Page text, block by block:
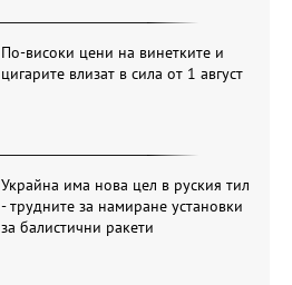
По-високи цени на винетките и
цигарите влизат в сила от 1 август
Украйна има нова цел в руския тил
- трудните за намиране установки
за балистични ракети